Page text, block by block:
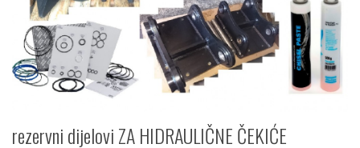
rezervni dijelovi ZA HIDRAULIČNE ČEKIĆE